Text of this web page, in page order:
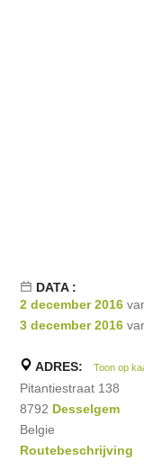
DATA :
2 december 2016
3 december 2016
ADRES: Toon op
Pitantiestraat 138
8792 Desselgem
Belgie
Routebeschrijving